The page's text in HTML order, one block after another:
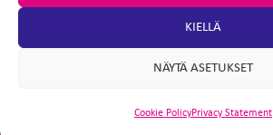
KIELLÄ
NÄYTÄ ASETUKSET
Cookie PolicyPrivacy Statement